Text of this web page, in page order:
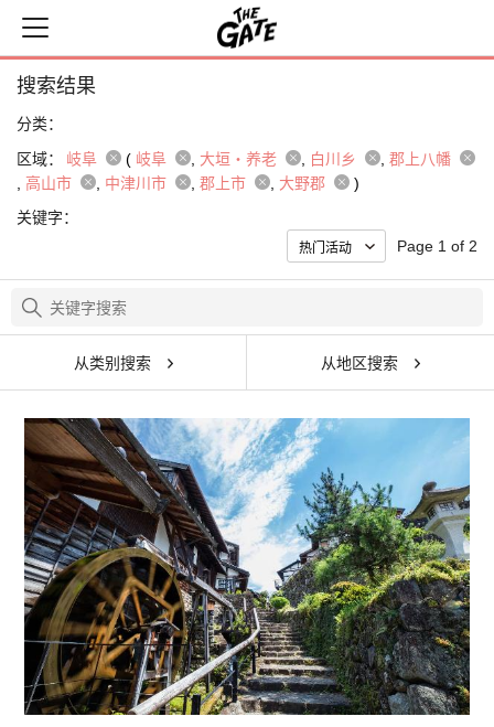
搜索结果
分类：
区域：
岐阜 ( 岐阜 大垣・养老 白川乡
郡上八幡
高山市
中津川市 郡上市 大野郡
)
关键字：
Page 1 of 2
从类别搜索 从地区搜索